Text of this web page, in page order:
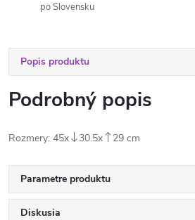
po Slovensku
Popis produktu
Podrobný popis
Rozmery: 45x 30.5x 29 cm
Parametre produktu
Diskusia